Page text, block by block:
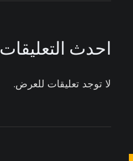
احدث التعليقات
لا توجد تعليقات للعرض.